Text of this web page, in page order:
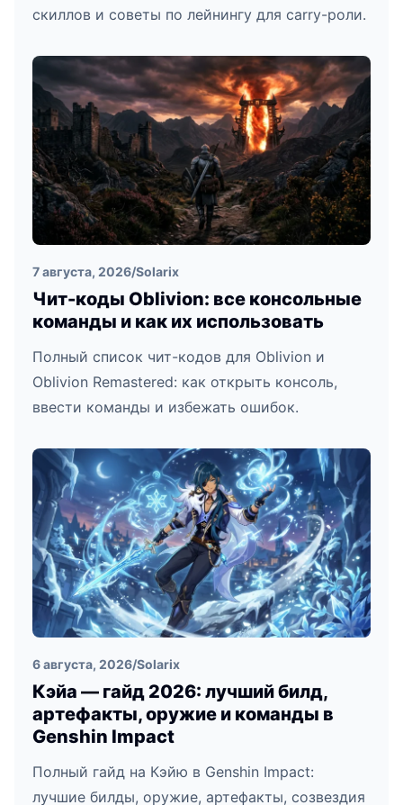
скиллов и советы по лейнингу для carry-роли.
7 августа, 2026/Solarix
Чит-коды Oblivion: все консольные
команды и как их использовать
Полный список чит-кодов для Oblivion и
Oblivion Remastered: как открыть консоль,
ввести команды и избежать ошибок.
6 августа, 2026/Solarix
Кэйа — гайд 2026: лучший билд,
артефакты, оружие и команды в
Genshin Impact
Полный гайд на Кэйю в Genshin Impact:
лучшие билды, оружие, артефакты, созвездия